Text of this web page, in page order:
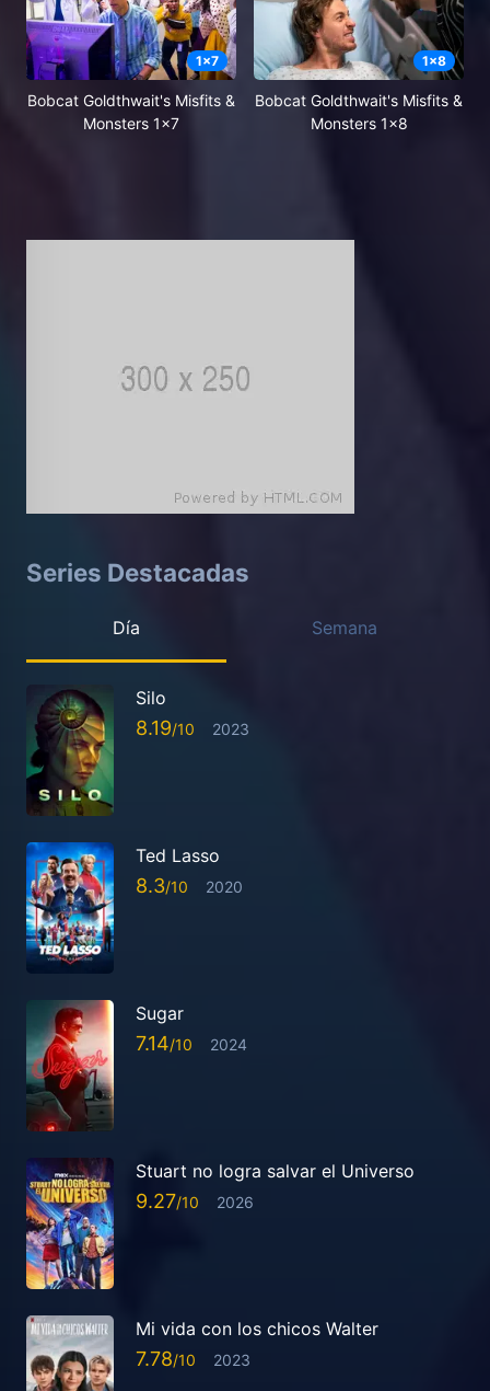
1x7
Bobcat Goldthwait's Misfits &
Monsters 1x7
1x8
Bobcat Goldthwait's Misfits &
Monsters 1x8
Series Destacadas
Día Semana
Silo
8.19 2023
Ted Lasso
8.3 2020
Sugar
7.14 2024
Stuart no logra salvar el Universo
9.27 2026
Mi vida con los chicos Walter
7.78 2023